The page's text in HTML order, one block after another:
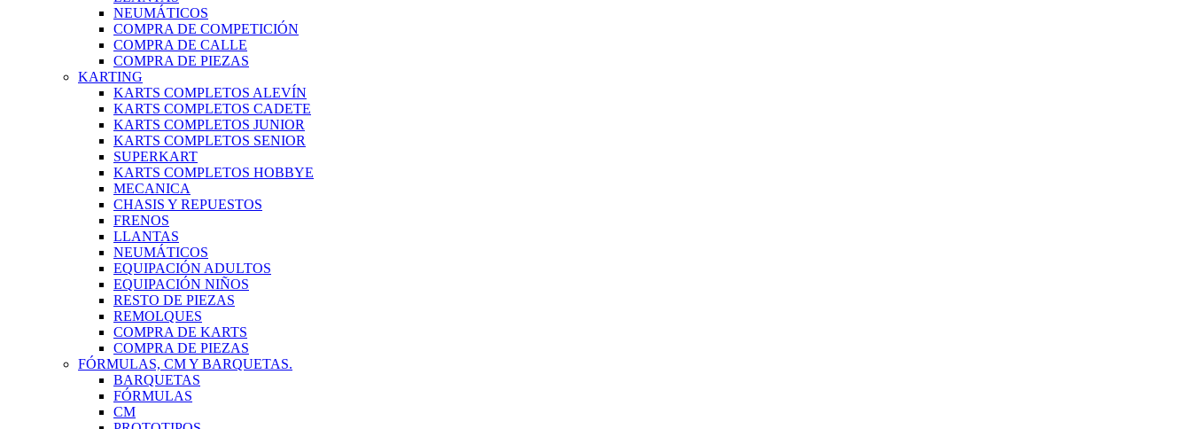
NEUMÁTICOS
COMPRA DE COMPETICIÓN
COMPRA DE CALLE
COMPRA DE PIEZAS
KARTING
KARTS COMPLETOS ALEVÍN
KARTS COMPLETOS CADETE
KARTS COMPLETOS JUNIOR
KARTS COMPLETOS SENIOR
SUPERKART
KARTS COMPLETOS HOBBYE
MECANICA
CHASIS Y REPUESTOS
FRENOS
LLANTAS
NEUMÁTICOS
EQUIPACIÓN ADULTOS
EQUIPACIÓN NIÑOS
RESTO DE PIEZAS
REMOLQUES
COMPRA DE KARTS
COMPRA DE PIEZAS
FÓRMULAS, CM Y BARQUETAS.
BARQUETAS
FÓRMULAS
CM